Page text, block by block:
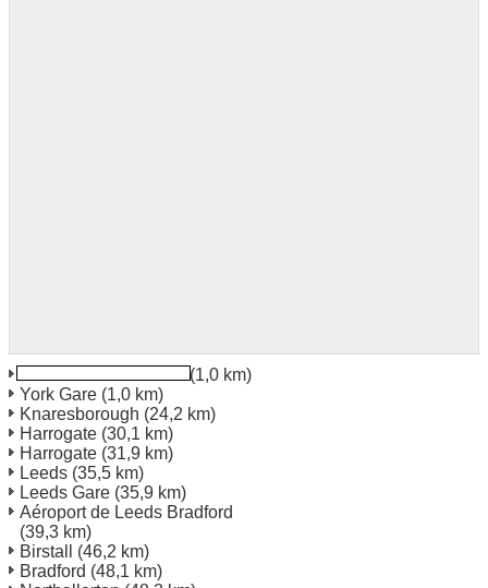
(1,0 km)
York Gare (1,0 km)
Knaresborough (24,2 km)
Harrogate (30,1 km)
Harrogate (31,9 km)
Leeds (35,5 km)
Leeds Gare (35,9 km)
Aéroport de Leeds Bradford
(39,3 km)
Birstall
(46,2 km)
Bradford (48,1 km)